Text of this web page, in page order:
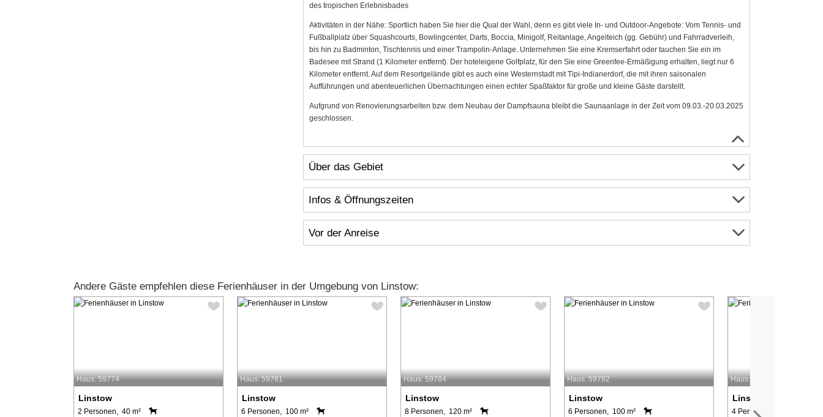
des tropischen Erlebnisbades
Aktivitäten in der Nähe: Sportlich haben Sie hier die Qual der Wahl, denn es gibt viele In- und Outdoor-Angebote: Vom Tennis- und
Fußballplatz über Squashcourts, Bowlingcenter, Darts, Boccia, Minigolf, Reitanlage, Angelteich (gg. Gebühr) und Fahrradverleih,
bis hin zu Badminton, Tischtennis und einer Trampolin-Anlage. Unternehmen Sie eine Kremserfahrt oder tauchen Sie ein im
Badesee mit Strand (1 Kilometer entfernt). Der hoteleigene Golfplatz, für den Sie eine Greenfee-Ermäßigung erhalten, liegt nur 6
Kilometer entfernt. Auf dem Resortgelände gibt es auch eine Westernstadt mit Tipi-Indianerdorf, die mit ihren saisonalen
Aufführungen und abenteuerlichen Übernachtungen einen echter Spaßfaktor für große und kleine Gäste darstellt.
Aufgrund von Renovierungsarbeiten bzw. dem Neubau der Dampfsauna bleibt die Saunaanlage in der Zeit vom 09.03.-20.03.2025
geschlossen.
Über das Gebiet
Infos & Öffnungszeiten
Vor der Anreise
Andere Gäste empfehlen diese Ferienhäuser in der Umgebung von Linstow:
Haus: 59774
Linstow
2 Personen, 40 m²
Haus: 59781
Linstow
6 Personen, 100 m²
Haus: 59784
Linstow
8 Personen, 120 m²
Haus: 59782
Linstow
6 Personen, 100 m²
Haus: 59789
Linstow
4 Personen, 80 m²